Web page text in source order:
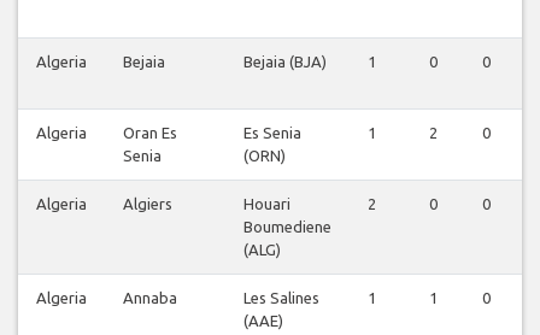
Algeria Bejaia Bejaia (BJA) 1 0 0
Algeria
Oran Es
Senia
Es Senia
(ORN)
1 2 0
Algeria Algiers
Houari
Boumediene
(ALG)
2 0 0
Algeria Annaba
Les Salines
(AAE)
1 1 0